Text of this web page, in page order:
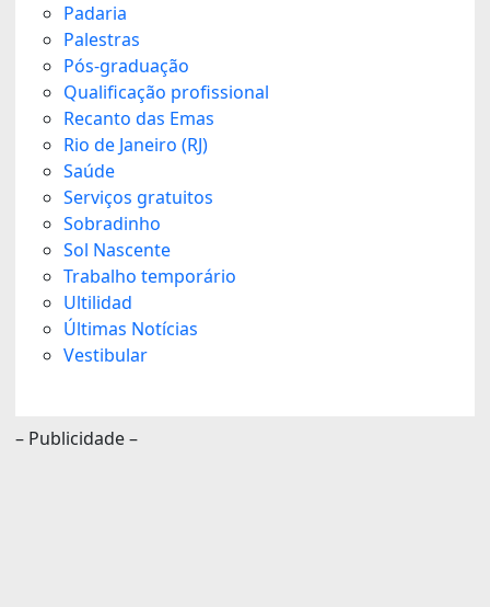
Padaria
Palestras
Pós-graduação
Qualificação profissional
Recanto das Emas
Rio de Janeiro (RJ)
Saúde
Serviços gratuitos
Sobradinho
Sol Nascente
Trabalho temporário
Ultilidad
Últimas Notícias
Vestibular
– Publicidade –